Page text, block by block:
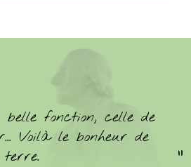
belle fonction, celle de
Voilà le bonheur de
terre.